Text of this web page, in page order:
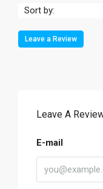
Sort by:
Leave a Review
Leave A
E-mail